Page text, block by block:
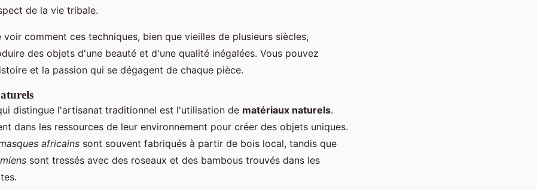
de la vie tribale.
comment ces techniques, bien que vieilles de plusieurs siècles,
des objets d'une beauté et d'une qualité inégalées. Vous pouvez
et la passion qui se dégagent de chaque pièce.
distingue l'artisanat traditionnel est l'utilisation de matériaux naturels.
dans les ressources de leur environnement pour créer des objets uniques.
africains sont souvent fabriqués à partir de bois local, tandis que
sont tressés avec des roseaux et des bambous trouvés dans les